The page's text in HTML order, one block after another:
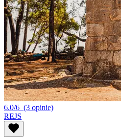
6.0/6 (3 opinie)
REJS